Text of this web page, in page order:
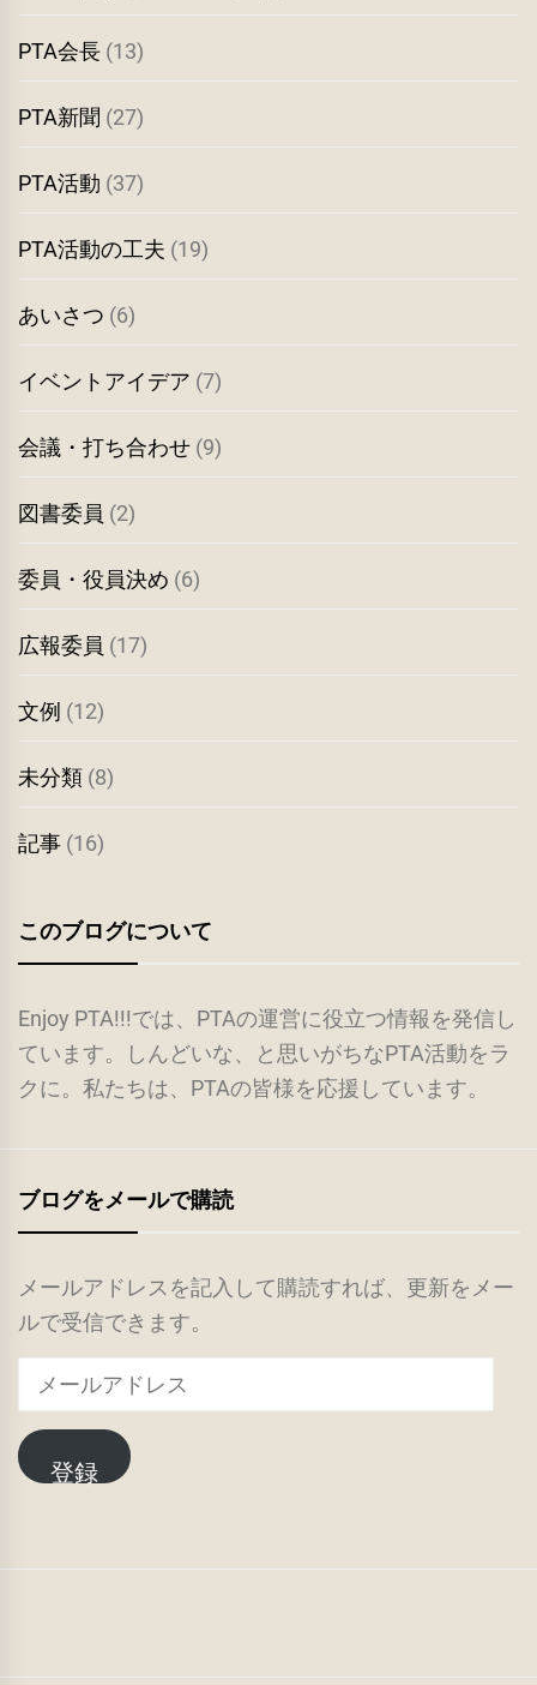
PTA会長 (13)
PTA新聞 (27)
PTA活動 (37)
PTA活動の工夫 (19)
あいさつ (6)
イベントアイデア (7)
会議・打ち合わせ (9)
図書委員 (2)
委員・役員決め (6)
広報委員 (17)
文例 (12)
未分類 (8)
記事 (16)
このブログについて
Enjoy PTA!!!では、PTAの運営に役立つ情報を発信し
ています。しんどいな、と思いがちなPTA活動をラ
クに。私たちは、PTAの皆様を応援しています。
ブログをメールで購読
メールアドレスを記入して購読すれば、更新をメー
ルで受信できます。
ー
ル
ア 登録